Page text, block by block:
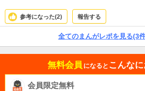
参考になった(2) 報告する
全てのまんがレポを見る(3
無料会員 になると こんなに
会員限定無料